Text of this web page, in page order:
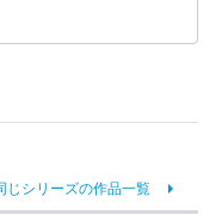
じシリーズの作品一覧